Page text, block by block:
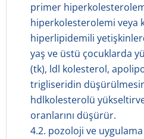
primer
hiperkolesterolemi veya
hiperlipidemili
yaş ve üstü çocuklarda
(tk), ldl kolesterol,
trigliseridin
hdlkolesterolü
oranlarını düşürür.
4.2. pozoloji ve